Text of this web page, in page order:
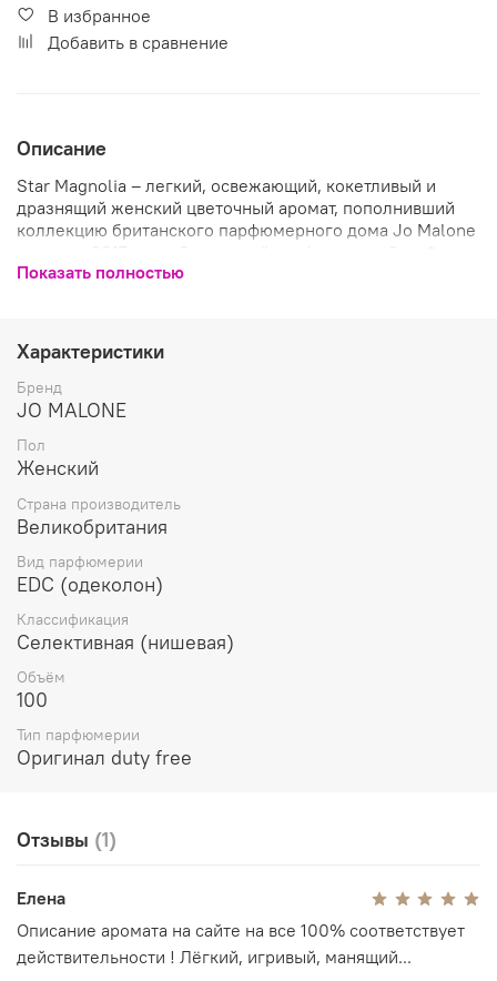
В избранное
Добавить в сравнение
Описание
Star Magnolia – легкий, освежающий, кокетливый и
дразнящий женский цветочный аромат, пополнивший
коллекцию британского парфюмерного дома Jo Malone
парфюм с названием «Звезда магнолия» дарит
парфюм дарит тонкую цитрусовую свежесть солнечного
лимона, прохладу сочных листьев шисо и поцелуй
бархатисто-пряного имбиря. На смену свежести
вступительных нот приходит утонченный ванильно-
чей аромат соединяется с пряно-медовым запахом
цветущего апельсинового дерева и окутывается
ароматом свежей зелени листьев магнолии. Завершает
звучание пафюма мягкий, бархатистый ароматический
шлейф, сотканный их пряно-сливочного сандала и
утоненного, чуть смолистого янтаря.
Показать полностью
Характеристики
Бренд
JO MALONE
Пол
Женский
Страна производитель
Великобритания
Вид парфюмерии
EDC (одеколон)
Классификация
Селективная (нишевая)
Объём
100
Тип парфюмерии
Оригинал duty free
Отзывы (1)
Елена
Описание аромата на сайте на все 100% соответствует
действительности ! Лёгкий, игривый, манящий...